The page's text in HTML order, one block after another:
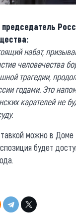
набат,
человечества
трагедии,
годами. Это
карателей не
можно в
будет